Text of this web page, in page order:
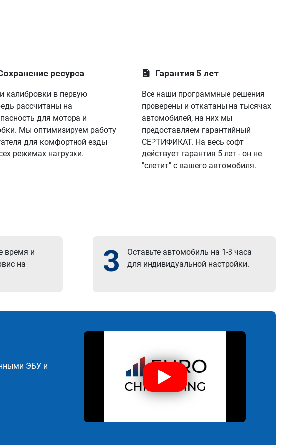
вашей компании.
ресурса
калибровки в первую
рассчитаны на
для мотора и
Мы оптимизируем работу
для комфортной езды
режимах нагрузки.
Гарантия 5 лет
Все наши программные решения
проверены и откатаны на тысячах
автомобилей, на них мы
предоставляем гарантийный
СЕРТИФИКАТ. На весь софт
действует гарантия 5 лет - он не
"слетит" с вашего автомобиля.
время и
на
3
Оставьте автомобиль на 1-3 часа
для индивидуальной настройки.
ЭБУ и